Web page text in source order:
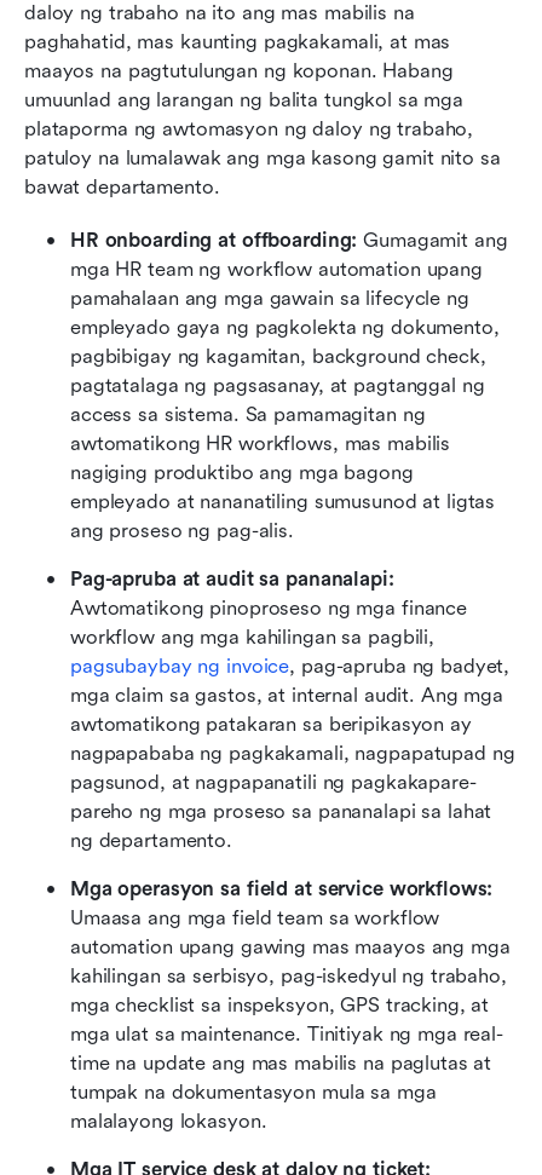
daloy ng trabaho na ito ang mas mabilis na
paghahatid, mas kaunting pagkakamali, at mas
maayos na pagtutulungan ng koponan. Habang
umuunlad ang larangan ng balita tungkol sa mga
plataporma ng awtomasyon ng daloy ng trabaho,
patuloy na lumalawak ang mga kasong gamit nito sa
bawat departamento.
HR onboarding at offboarding: Gumagamit ang
mga HR team ng workflow automation upang
pamahalaan ang mga gawain sa lifecycle ng
empleyado gaya ng pagkolekta ng dokumento,
pagbibigay ng kagamitan, background check,
pagtatalaga ng pagsasanay, at pagtanggal ng
access sa sistema. Sa pamamagitan ng
awtomatikong HR workflows, mas mabilis
nagiging produktibo ang mga bagong
empleyado at nananatiling sumusunod at ligtas
ang proseso ng pag-alis.
Awtomatikong pinoproseso ng mga finance
pagsubaybay ng invoice, pag-apruba ng badyet,
mga claim sa gastos, at internal audit. Ang mga
awtomatikong patakaran sa beripikasyon ay
nagpapababa ng pagkakamali, nagpapatupad ng
pagsunod, at nagpapanatili ng pagkakapare-
pareho ng mga proseso sa pananalapi sa lahat
ng departamento.
Umaasa ang mga field team sa workflow
automation upang gawing mas maayos ang mga
kahilingan sa serbisyo, pag-iskedyul ng trabaho,
mga checklist sa inspeksyon, GPS tracking, at
mga ulat sa maintenance. Tinitiyak ng mga real-
time na update ang mas mabilis na paglutas at
tumpak na dokumentasyon mula sa mga
malalayong lokasyon.